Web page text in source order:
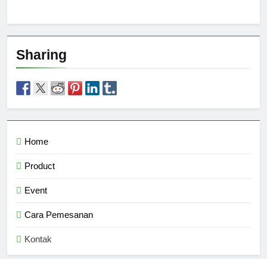
Sharing
Home
Product
Event
Cara Pemesanan
Kontak